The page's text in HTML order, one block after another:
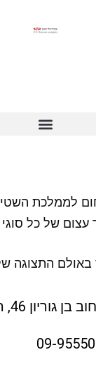
לממלכת
עצום של כל
באולם התצוגה
46, הרצליה (העיר).